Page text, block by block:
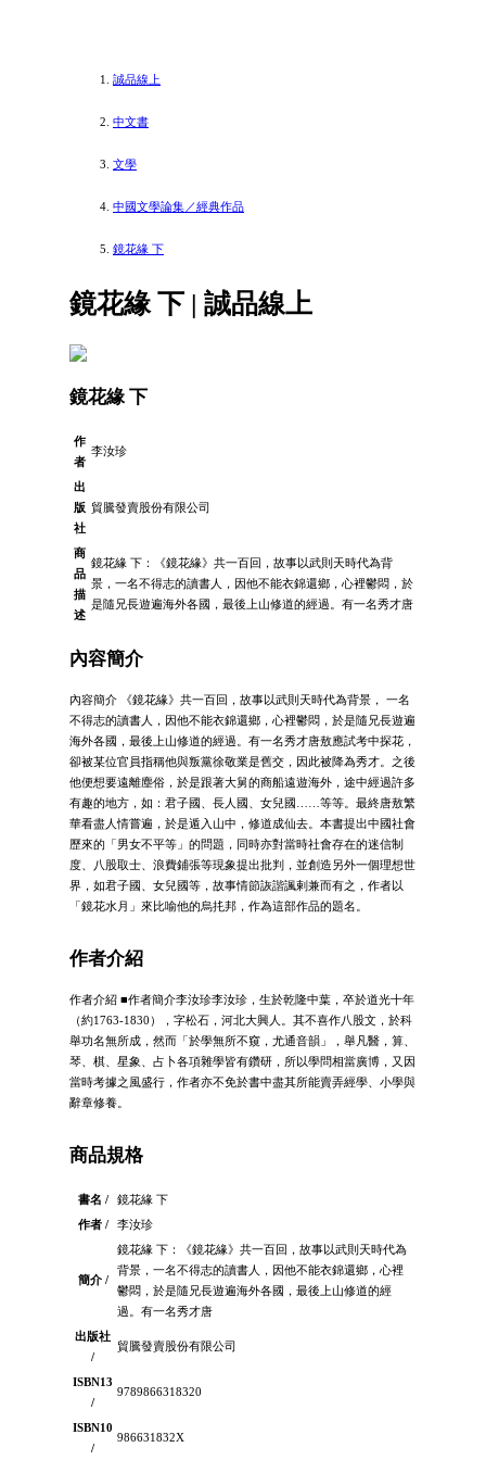
誠品線上
中文書
文學
中國文學論集／經典作品
鏡花緣 下
鏡花緣 下 | 誠品線上
鏡花緣 下
作
者
李汝珍
出
版
社
貿騰發賣股份有限公司
商
品
描
述
鏡花緣 下：《鏡花緣》共一百回，故事以武則天時代為背
景，一名不得志的讀書人，因他不能衣錦還鄉，心裡鬱悶，於
是隨兄長遊遍海外各國，最後上山修道的經過。有一名秀才唐
內容簡介
內容簡介 《鏡花緣》共一百回，故事以武則天時代為背景， 一名
不得志的讀書人，因他不能衣錦還鄉，心裡鬱悶，於是隨兄長遊遍
海外各國，最後上山修道的經過。有一名秀才唐敖應試考中探花，
卻被某位官員指稱他與叛黨徐敬業是舊交，因此被降為秀才。之後
他便想要遠離塵俗，於是跟著大舅的商船遠遊海外，途中經過許多
有趣的地方，如：君子國、長人國、女兒國……等等。最終唐敖繁
華看盡人情嘗遍，於是遁入山中，修道成仙去。本書提出中國社會
歷來的「男女不平等」的問題，同時亦對當時社會存在的迷信制
度、八股取士、浪費鋪張等現象提出批判，並創造另外一個理想世
界，如君子國、女兒國等，故事情節詼諧諷剌兼而有之，作者以
「鏡花水月」來比喻他的烏扥邦，作為這部作品的題名。
作者介紹
作者介紹 ■作者簡介李汝珍李汝珍，生於乾隆中葉，卒於道光十年
（約1763-1830），字松石，河北大興人。其不喜作八股文，於科
舉功名無所成，然而「於學無所不窺，尤通音韻」，舉凡醫，算、
琴、棋、星象、占卜各項雜學皆有鑽研，所以學問相當廣博，又因
當時考據之風盛行，作者亦不免於書中盡其所能賣弄經學、小學與
辭章修養。
商品規格
書名 /
鏡花緣 下
作者 /
李汝珍
簡介 /
鏡花緣 下：《鏡花緣》共一百回，故事以武則天時代為
背景，一名不得志的讀書人，因他不能衣錦還鄉，心裡
鬱悶，於是隨兄長遊遍海外各國，最後上山修道的經
過。有一名秀才唐
出版社
/
貿騰發賣股份有限公司
ISBN13
/
9789866318320
ISBN10
/
986631832X